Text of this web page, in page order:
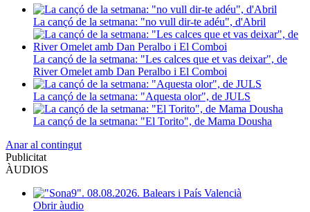
La cançó de la setmana: "no vull dir-te adéu", d'Abril
La cançó de la setmana: "Les calces que et vas deixar", de
River Omelet amb Dan Peralbo i El Comboi
La cançó de la setmana: "Aquesta olor", de JULS
La cançó de la setmana: "El Torito", de Mama Dousha
Anar al contingut
Publicitat
ÀUDIOS
Obrir àudio